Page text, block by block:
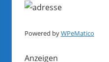
Powered byWPeMatico
Anzeigen